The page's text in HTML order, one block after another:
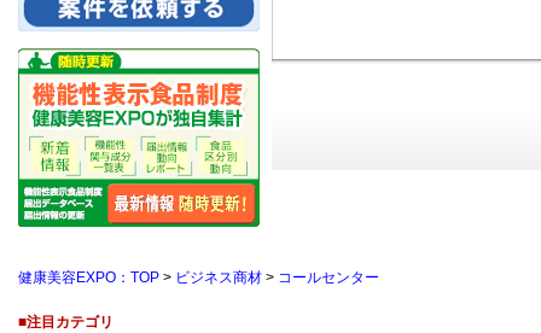
健康美容EXPO：TOP > ビジネス商材 > コールセンター
■注目カテゴリ